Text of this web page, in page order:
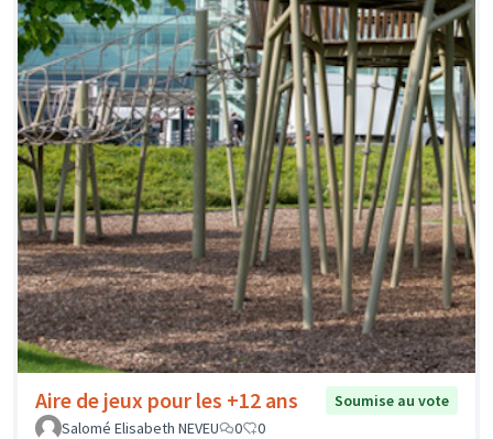
Aire de jeux pour les +12 ans
Soumise au vote
Salomé Elisabeth NEVEU
0 0